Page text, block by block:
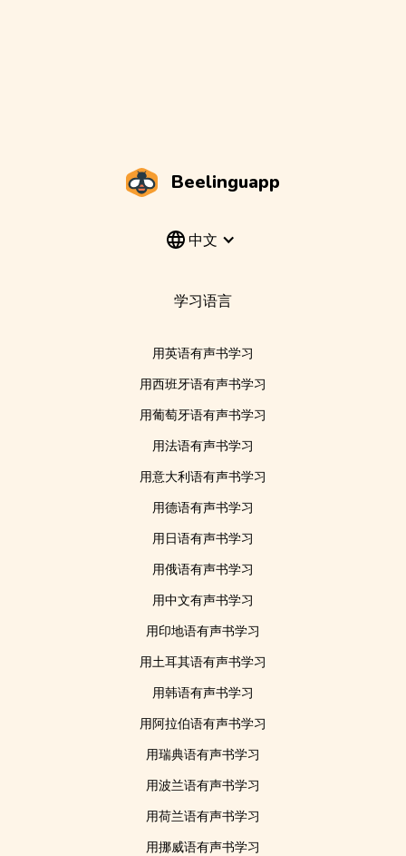
Beelinguapp
中文
学习语言
用英语有声书学习
用西班牙语有声书学习
用葡萄牙语有声书学习
用法语有声书学习
用意大利语有声书学习
用德语有声书学习
用日语有声书学习
用俄语有声书学习
用中文有声书学习
用印地语有声书学习
用土耳其语有声书学习
用韩语有声书学习
用阿拉伯语有声书学习
用瑞典语有声书学习
用波兰语有声书学习
用荷兰语有声书学习
用挪威语有声书学习